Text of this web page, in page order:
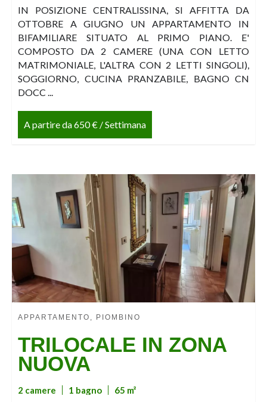
IN POSIZIONE CENTRALISSINA, SI AFFITTA DA
OTTOBRE A GIUGNO UN APPARTAMENTO IN
BIFAMILIARE SITUATO AL PRIMO PIANO. E'
COMPOSTO DA 2 CAMERE (UNA CON LETTO
MATRIMONIALE, L'ALTRA CON 2 LETTI SINGOLI),
SOGGIORNO, CUCINA PRANZABILE, BAGNO CN
DOCC ...
A partire da 650 € / Settimana
APPARTAMENTO, PIOMBINO
TRILOCALE IN ZONA
NUOVA
2 camere 1 bagno 65 m²